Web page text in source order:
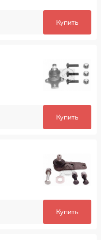
Купить
Купить
Купить